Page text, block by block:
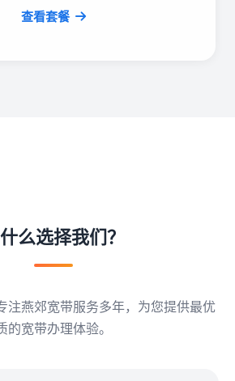
查看套餐
么选择我们？
注燕郊宽带服务多年，为您提供最优
的宽带办理体验。